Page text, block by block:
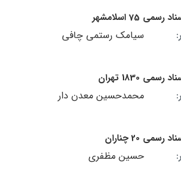
75 اسلامشهر
سیامک رستمی چافی
1830 تهران
محمدحسین معدن دار
رسمی 20 چناران
حسین مظفری